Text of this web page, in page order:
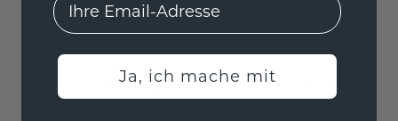
Ja, ich mache mit